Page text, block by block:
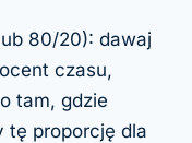
80/20): dawaj
czasu,
tam, gdzie
tę proporcję dla